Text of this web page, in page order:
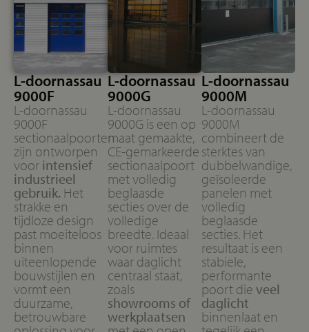
L-doornassau
9000F
L-doornassau
9000F
sectionaalpoorten
zijn ontworpen
voor intensief
industrieel
gebruik. Het
strakke en
tijdloze design
past moeiteloos
binnen
uiteenlopende
bouwstijlen en
vormt een
duurzame,
betrouwbare
L-doornassau
9000G
L-doornassau
9000G is een op
maat gemaakte,
CE-gemarkeerde
sectionaalpoort
met volledig
beglaasde
secties over de
volledige
breedte. Ideaal
voor ruimtes
waar daglicht
centraal staat,
zoals
showrooms of
werkplaatsen
L-doornassau
9000M
L-doornassau
9000M
combineert de
sterktes van
dubbelwandige,
geïsoleerde
panelen met
volledig
beglaasde
secties. Het
resultaat is een
stabiele,
performante
poort die veel
daglicht
binnenlaat en